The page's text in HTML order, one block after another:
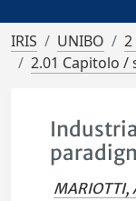
IRIS UNIBO
2.01 Capitolo /
MARIOTTI,